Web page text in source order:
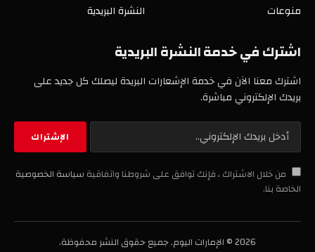
منوعات
النشرة البريدية
اشترك في خدمة النشرة البريدية
اشترك معنا الآن في خدمة الإشعارات البريدة ليصلك كل جديد على
بريدك الإلكتروني مباشرة.
من خلال الاشتراك ، فإنك توافق على شروطنا واتفاقية سياسة الخصوصية
الخاصة بنا.
2026 © الإمارات اليوم. جميع حقوق النشر محفوظة.